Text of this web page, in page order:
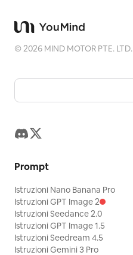
©2026 MIND MOTOR PTE. LTD.
Prompt
Istruzioni Nano Banana Pro
Istruzioni GPT Image 2
Istruzioni Seedance 2.0
Istruzioni GPT Image 1.5
Istruzioni Seedream 4.5
Istruzioni Gemini 3 Pro